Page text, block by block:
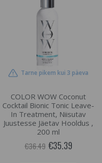
Tarne pikem kui 3 päeva
COLOR WOW Coconut
Cocktail Bionic Tonic Leave-
In Treatment, Niisutav
Juustesse Jäetav Hooldus ,
200 ml
€36.49 €35.39